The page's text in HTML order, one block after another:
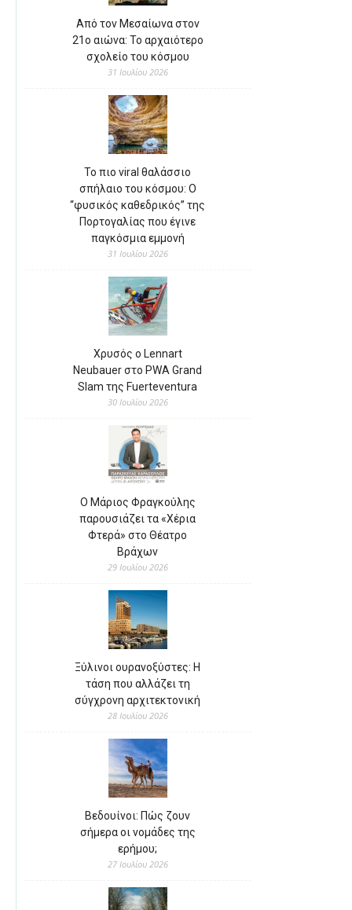
Από τον Μεσαίωνα στον
21ο αιώνα: Το αρχαιότερο
σχολείο του κόσμου
31 Ιουλίου 2026
Το πιο viral θαλάσσιο
σπήλαιο του κόσμου: Ο
“φυσικός καθεδρικός” της
Πορτογαλίας που έγινε
παγκόσμια εμμονή
31 Ιουλίου 2026
Χρυσός ο Lennart
Neubauer στο PWA Grand
Slam της Fuerteventura
30 Ιουλίου 2026
Ο Μάριος Φραγκούλης
παρουσιάζει τα «Χέρια
Φτερά» στο Θέατρο
Βράχων
29 Ιουλίου 2026
Ξύλινοι ουρανοξύστες: Η
τάση που αλλάζει τη
σύγχρονη αρχιτεκτονική
28 Ιουλίου 2026
Βεδουίνοι: Πώς ζουν
σήμερα οι νομάδες της
ερήμου;
27 Ιουλίου 2026